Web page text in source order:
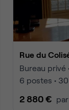
Rue du
Bureau privé
6 postes •
2 880 €